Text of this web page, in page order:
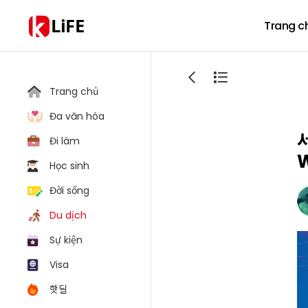
LiFE Trang
Trang chủ
Đa văn hóa
Đi làm
Học sinh
Đời sống
Du dịch
Sự kiện
Visa
핫딜